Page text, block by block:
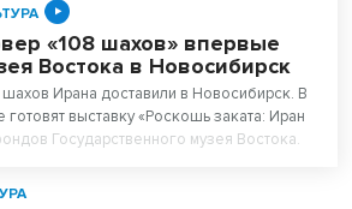
«108 шахов» впервые
Востока в Новосибирск
Ирана доставили в Новосибирск. В
выставку «Роскошь заката: Иран
Государственного музея Востока.
шаха династии – 11-летнего Султан